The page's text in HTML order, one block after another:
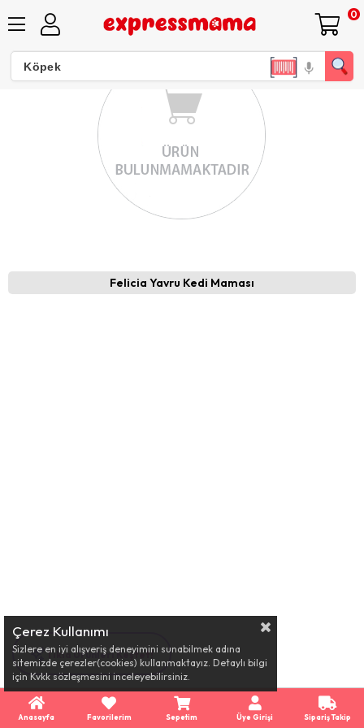
0
Felicia Yavru Kedi Maması
Çerez Kullanımı
Sizlere en iyi alışveriş deneyimini sunabilmek adına
sitemizde çerezler(cookies) kullanmaktayız. Detaylı bilgi
için Kvkk sözleşmesini inceleyebilirsiniz.
Anasayfa Favorilerim Sepetim Üye Girişi Sipariş Takip
Tıkla Ürünleri Keşfet!